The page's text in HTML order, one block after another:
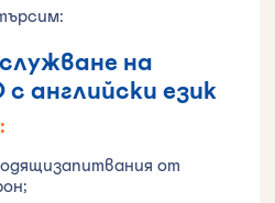
на
английски език
от